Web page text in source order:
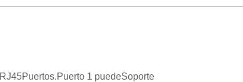
RJ45Puertos.Puerto 1 puedeSoporte